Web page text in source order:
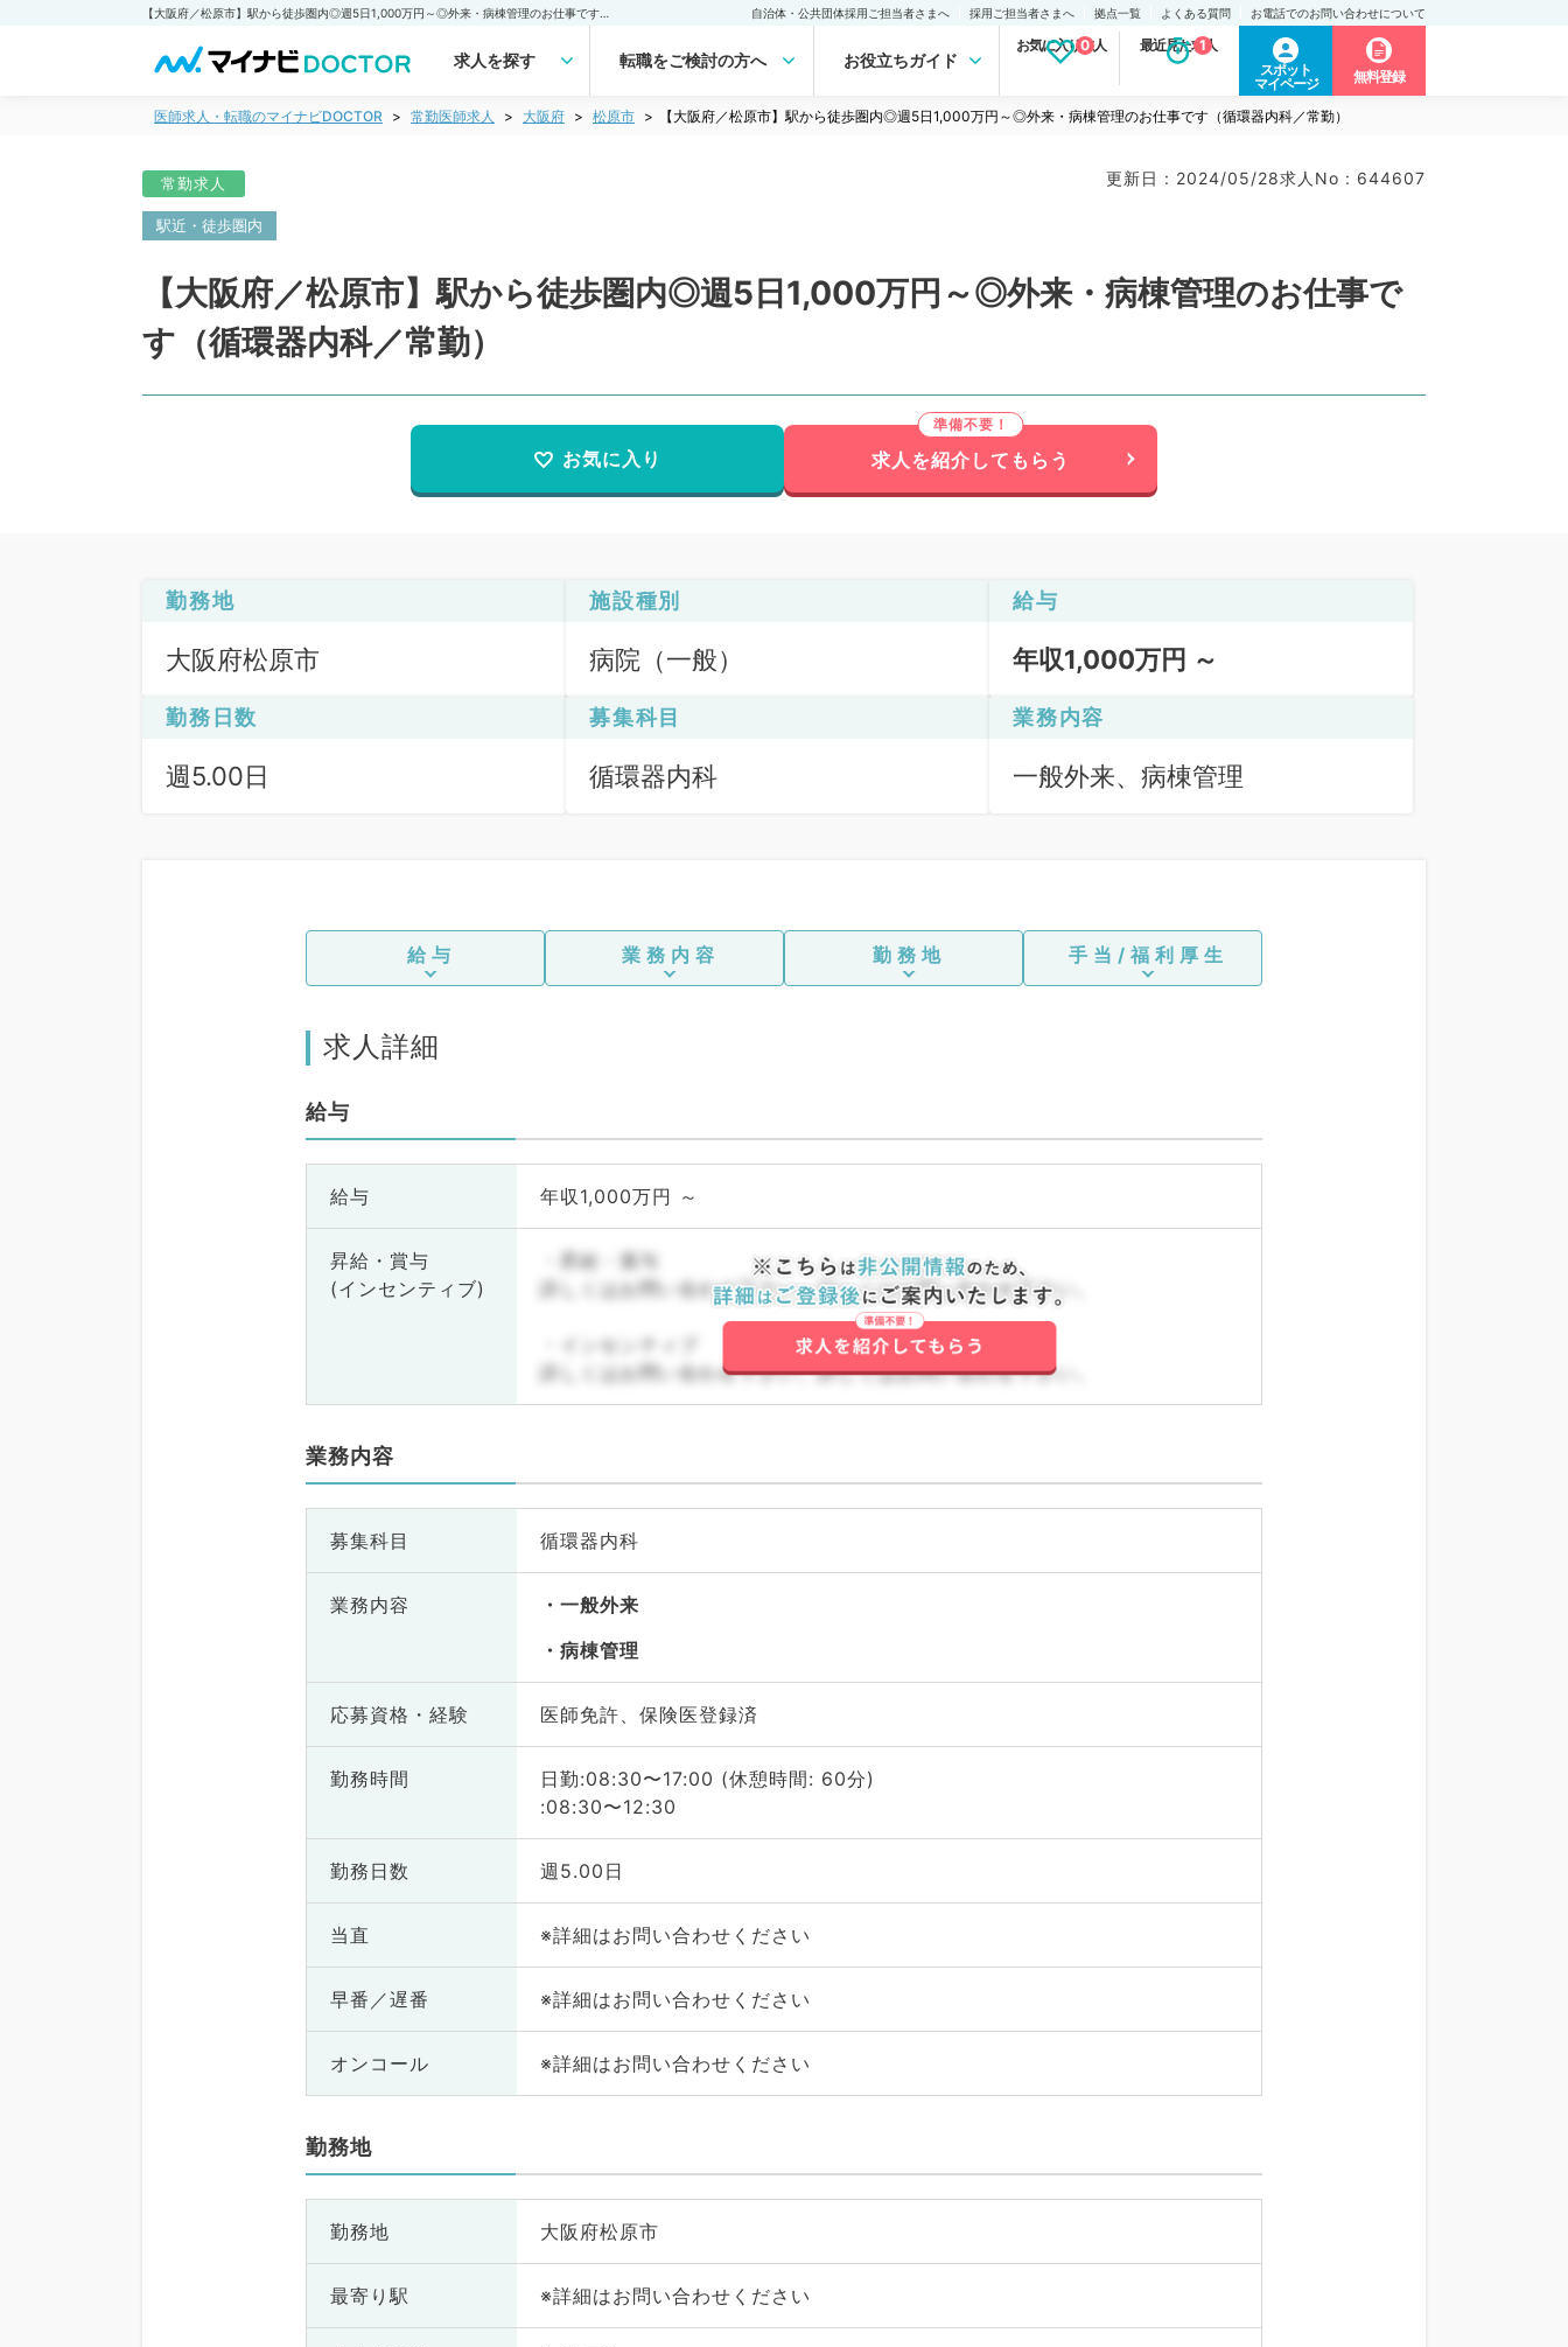
自治体・公共団体採用ご担当者さまへ 採用ご担当者さまへ 拠点一覧 よくある質問 お電話でのお問い合わせについて
求人を探す 転職をご検討の方へ お役立ちガイド
お気に入り求人
0 最近見た求人
1
スポット
マイページ
無料登録
医師求人・転職のマイナビDOCTOR 常勤医師求人 大阪府 松原市 【大阪府／松原市】駅から徒歩圏内◎週5日1,000万円～◎外来・病棟管理のお仕事です（循環器内科／常勤）
常勤求人 更新日 : 2024/05/28求人No : 644607
駅近・徒歩圏内
【大阪府／松原市】駅から徒歩圏内◎週5日1,000万円～◎外来・病棟管理のお仕事で
す（循環器内科／常勤）
お気に入り 求人を紹介してもらう
勤務地
大阪府松原市
施設種別
病院（一般）
給与
年収1,000万円 ～
勤務日数
週5.00日
募集科目
循環器内科
業務内容
一般外来、病棟管理
給与 業務内容 勤務地 手当/福利厚生
求人詳細
給与
給与 年収1,000万円 ～
昇給・賞与
(インセンティブ)
・昇給・賞与
詳しくはお問い合わせ下さい。詳しくはお問い合わせ下さい。
・インセンティブ
詳しくはお問い合わせ下さい。詳しくはお問い合わせ下さい。
業務内容
募集科目 循環器内科
業務内容
一般外来
病棟管理
応募資格・ 経験 医師免許、保険医登録済
勤務時間
日勤:08:30〜17:00 (休憩時間: 60分)
:08:30〜12:30
勤務日数 週5.00日
当直 ※詳細はお問い合わせください
早番／遅番 ※詳細はお問い合わせください
オンコール ※詳細はお問い合わせください
勤務地
勤務地 大阪府松原市
最寄り駅 ※詳細はお問い合わせください